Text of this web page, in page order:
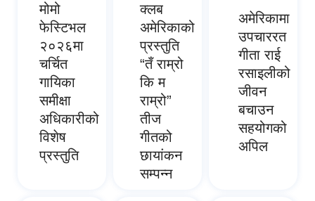
मोमो
फेस्टिभल
२०२६मा
चर्चित
गायिका
समीक्षा
अधिकारीको
विशेष
प्रस्तुति
क्लब
अमेरिकाको
प्रस्तुति
“तँ राम्रो
कि म
राम्रो”
तीज
गीतको
छायांकन
सम्पन्न
अमेरिकामा
उपचाररत
गीता राई
रसाइलीको
जीवन
बचाउन
सहयोगको
अपिल